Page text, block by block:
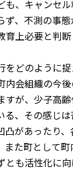
、キャンセ
、不測の事
上必要と判
どのように捉
会組織の今後
が、少子高
、その感じは
があったり
た町として
も活性化に